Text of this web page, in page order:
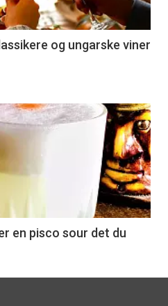
og ungarske viner
en pisco sour det du